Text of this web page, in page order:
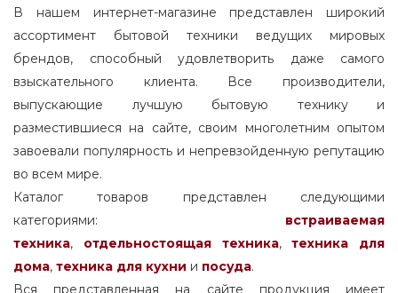
В нашем интернет-магазине представлен широкий
ассортимент бытовой техники ведущих мировых
брендов, способный удовлетворить даже самого
взыскательного клиента. Все производители,
выпускающие лучшую бытовую технику и
разместившиеся на сайте, своим многолетним опытом
завоевали популярность и непревзойденную репутацию
во всем мире.
Каталог товаров представлен следующими
категориями: встраиваемая
техника, отдельностоящаятехника,
техника для
дома, техника для кухни и посуда.
Вся представленная на сайте продукция имеет